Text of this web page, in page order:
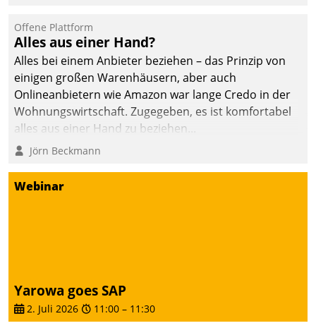
Einsparungen durch optimierte und automatisierte
Prozesse. Doch man darf nicht zu viel erwarten: Allein
mit der Einführung einer neuen Software ist es nicht
getan. Die Digitalisierung erfordert von Unternehmen
die Bereitschaft, sich zu überprüfen, zu hinterfragen
und zu verändern.
Offene Plattform
Alles aus einer Hand?
Alles bei einem Anbieter beziehen – das Prinzip von
einigen großen Warenhäusern, aber auch
Onlineanbietern wie Amazon war lange Credo in der
Wohnungswirtschaft. Zugegeben, es ist komfortabel
alles aus einer Hand zu beziehen...
Jörn Beckmann
Webinar
Yarowa goes SAP
2. Juli 2026 11:00 – 11:30